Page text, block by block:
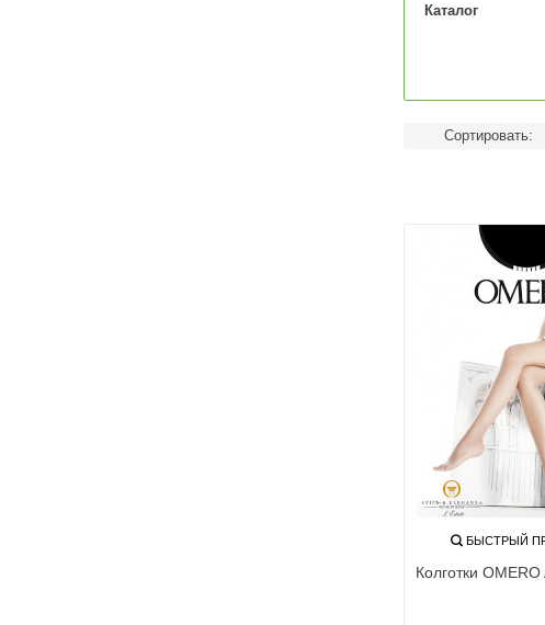
Каталог
по плотности (den)
Тонкие колготки
Колготки
30 den до 70
Плотные
Прозрачные
Непрозрачные
Колготки 8 ден
Колготки 15 ден
Колготки 20 ден
Колготки 30 ден
Колготки 40 ден
Колготки 70 ден
Сортировать:
БЫСТРЫЙ
Колготки OMERO